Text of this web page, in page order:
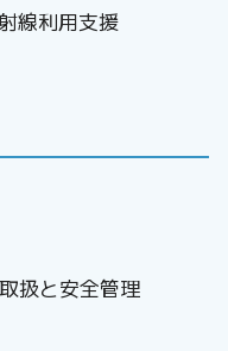
線利用支援
扱と安全管理